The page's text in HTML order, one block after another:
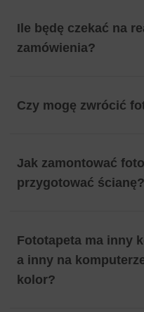
Ile będę czekać na
zamówienia?
Czy mogę zwrócić
Jak zamontować
przygotować ścianę?
Fototapeta ma inny
a inny na
kolor?